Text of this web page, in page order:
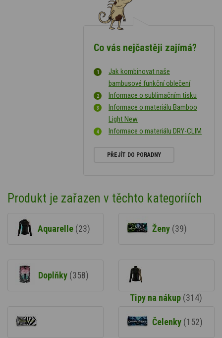
Co vás nejčastěji zajímá?
Jak kombinovat naše
bambusové funkční oblečení
Informace o sublimačním tisku
Informace o materiálu Bamboo
Light New
Informace o materiálu DRY-CLIM
PŘEJÍT DO PORADNY
Produkt je zařazen v těchto kategoriích
Aquarelle (23) Ženy (39)
Doplňky (358)
Tipy na nákup (314)
Čelenky (152)